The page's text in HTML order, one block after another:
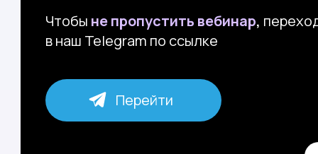
Чтобы не пропустить вебинар,
в наш Telegram по ссылке
Перейти